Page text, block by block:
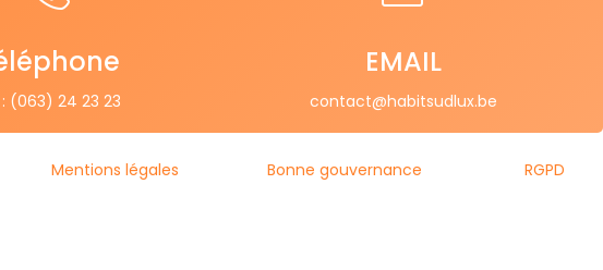
(063) 24 23 23
EMAIL
contact@habitsudlux.be
Mentions légales Bonne gouvernance RGPD